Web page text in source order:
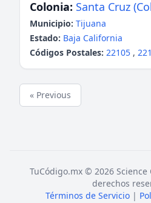
Colonia: Santa Cruz
Municipio: Tijuana
Estado: Baja California
Códigos Postales: 22105 ,
« Previous
TuCódigo.mx © 2026
derechos
Términos de Servicio |